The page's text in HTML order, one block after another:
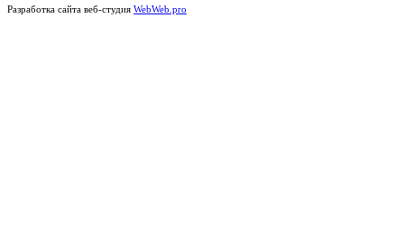
Разработка сайта веб-студия WebWeb.pro